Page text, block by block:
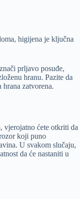
higijena je ključna
prljavo posuđe,
hranu. Pazite da
hrana zatvorena.
vjerojatno ćete otkriti da
koji puno
U svakom slučaju,
da će nastaniti u